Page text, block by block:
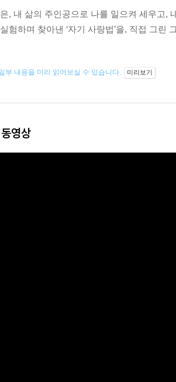
, 내 삶의 주인공으로 나를 일으켜 세우고,
험하며 찾아낸 ‘자기 사랑법’을, 직접 그
부 내용을 미리 읽어보실 수 있습니다. 미리보기
영상